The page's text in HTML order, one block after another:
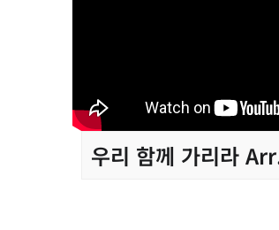
우리 함께 가리라